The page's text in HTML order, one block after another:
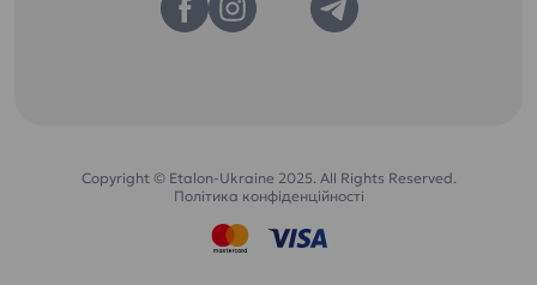
Copyright © Etalon-Ukraine 2025. All Rights Reserved.
Політика конфіденційності